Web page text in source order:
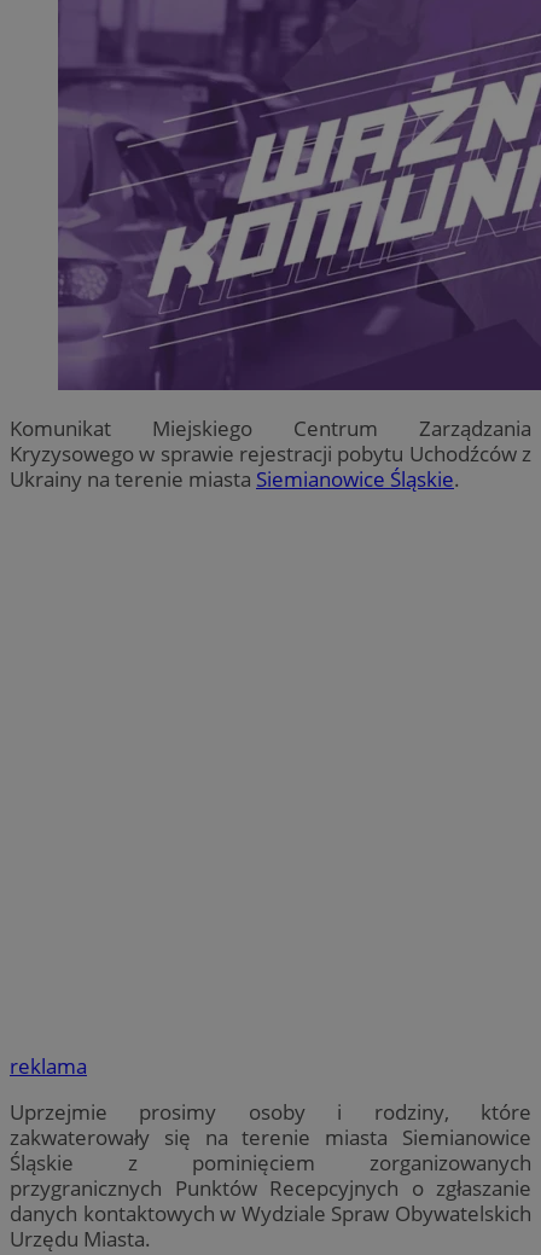
Komunikat Miejskiego Centrum Zarządzania
Kryzysowego w sprawie rejestracji pobytu Uchodźców z
Ukrainy na terenie miasta Siemianowice Śląskie.
reklama
Uprzejmie prosimy osoby i rodziny, które
zakwaterowały się na terenie miasta Siemianowice
Śląskie z pominięciem zorganizowanych
przygranicznych Punktów Recepcyjnych o zgłaszanie
danych kontaktowych w Wydziale Spraw Obywatelskich
Urzędu Miasta.